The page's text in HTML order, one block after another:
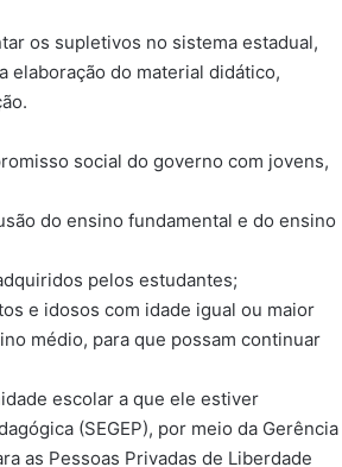
os supletivos no sistema estadual,
elaboração do material didático,
social do governo com jovens,
do ensino fundamental e do ensino
pelos estudantes;
e idosos com idade igual ou maior
médio, para que possam continuar
escolar a que ele estiver
(SEGEP), por meio da Gerência
as Pessoas Privadas de Liberdade